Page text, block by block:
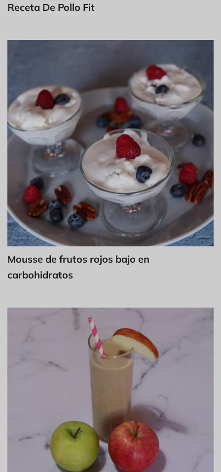
Receta De Pollo Fit
Mousse de frutos rojos bajo en
carbohidratos